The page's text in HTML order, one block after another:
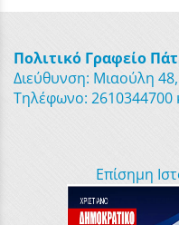
Πολιτικό Γραφείο
Διεύθυνση: Μιαούλη
Τηλέφωνο: 2610344700
Επίσημη